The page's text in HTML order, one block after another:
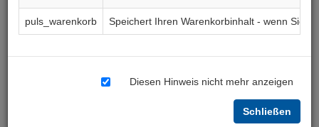
puls_warenkorb
Speichert Ihren Warenkorbinhalt - wenn Sie
Diesen Hinweis nicht mehr anzeigen
Schließen
Pleurapunktion,
Pleurabiopsie,
Pleurodese